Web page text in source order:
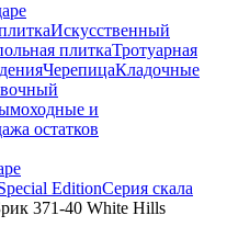
Искусственный
плиткаТротуарная
ЧерепицаКладочные
и
остатков
EditionСерия скала
371-40 White Hills